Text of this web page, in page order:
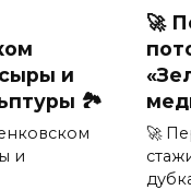
и
🏞
и
🚀
🚀